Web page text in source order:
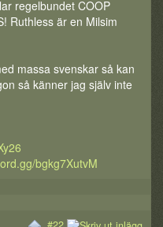
regelbundet COOP
Ruthless är en Milsim
massa svenskar så kan
så känner jag själv inte
bgkg7XutvM